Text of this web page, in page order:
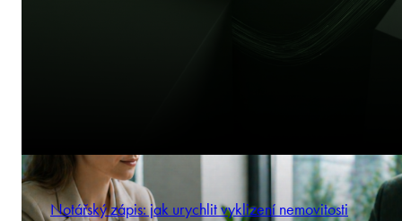
Notářský zápis: jak urychlit vyklizení nemovitosti